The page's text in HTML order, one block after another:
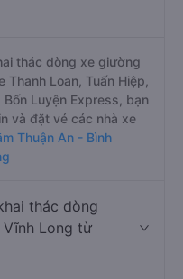
thác dòng xe giường
Loan, Tuấn Hiệp,
Luyện Express, bạn
và đặt vé các nhà xe
Thuận An - Bình
thác dòng
Long từ